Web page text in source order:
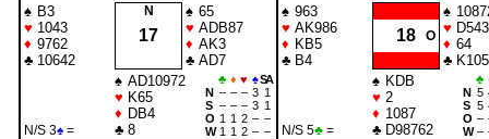
♠ B3
♥ 1043
♦ 9762
♣ 10642
N
17
♠ 65
♥ ADB87
♦ AK3
♣ AD7
N/S 3♠ =
♠ AD10972
♥ K65
♦ DB4
♣ 8
♣ ♦ ♥ ♠ SA
N – – – 3
1
S
– – – 3
1
O 1 1 2 – –
W 1 1 2 – –
♠ 963
♥ AK986
♦ KB5
♣ B4
18 O
♠
♥ D543
♦ 64
♣ K105
N/S 5♣ =
♠ KDB
♥ 2
♦ 1087
♣ D98762
♣
N 5
S
5
O –
W –